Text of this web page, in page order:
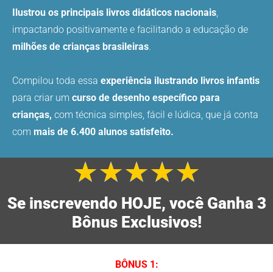
Ilustrou os principais livros didáticos nacionais,
impactando positivamente e facilitando a educação de
milhões de crianças brasileiras.
Compilou toda essa experiência ilustrando livros infantis
para criar um curso de desenho específico para
crianças, com técnica simples, fácil e lúdica, que já conta
com mais de 6.400 alunos satisfeito.
★★★★★
como
5
de
5
Se inscrevendo HOJE, você Ganha 3
Bônus Exclusivos!
BÔNUS 1: